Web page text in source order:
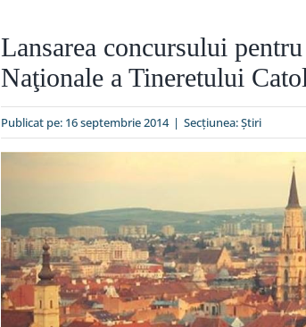
Lansarea concursului
Naţionale a Tineretului
Publicat pe: 16 septembrie 2014 | Secțiunea:Ştiri